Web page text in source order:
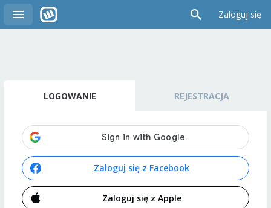
Zaloguj się
LOGOWANIE REJESTRACJA
Zaloguj się z Facebook
Zaloguj się z Apple